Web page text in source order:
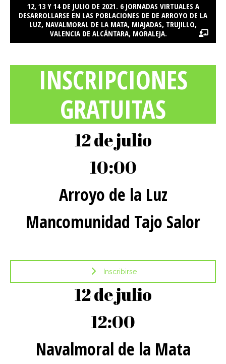
12, 13 Y 14 DE JULIO DE 2021. 6 JORNADAS VIRTUALES A
DESARROLLARSE EN LAS POBLACIONES DE DE ARROYO DE LA
LUZ, NAVALMORAL DE LA MATA, MIAJADAS, TRUJILLO,
VALENCIA DE ALCÁNTARA, MORALEJA.
INSCRIPCIONES
GRATUITAS
12 de julio
10:00
Arroyo de la Luz
Mancomunidad Tajo Salor
Inscribirse
12 de julio
12:00
Navalmoral de la Mata